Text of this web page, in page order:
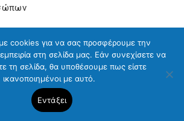
cookies για να σας προσφέρουμε την
στη σελίδα μας. Εάν συνεχίσετε να
τη σελίδα, θα υποθέσουμε πως είστε
ικανοποιημένοι με αυτό.
Εντάξει